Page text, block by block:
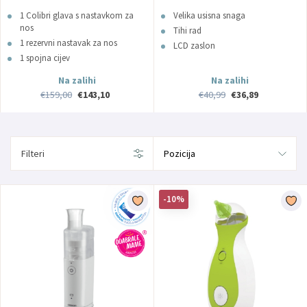
1 Colibri glava s nastavkom za
nos
1 rezervni nastavak za nos
1 spojna cijev
Na zalihi
€159,00 €143,10
Velika usisna snaga
Tihi rad
LCD zaslon
Na zalihi
€40,99 €36,89
Filteri
-10%